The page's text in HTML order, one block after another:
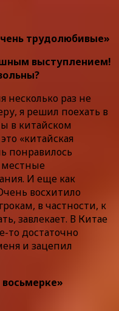
трудолюбивые»
выступлением!
несколько раз не
я решил поехать в
в китайском
«китайская
понравилось
местные
И еще как
восхитило
в частности, к
завлекает. В Китае
то достаточно
и зацепил